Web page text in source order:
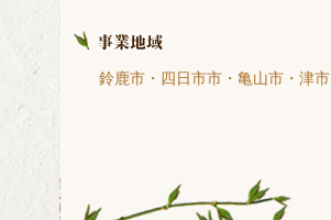
鈴鹿市・四日市市・亀山市・津市